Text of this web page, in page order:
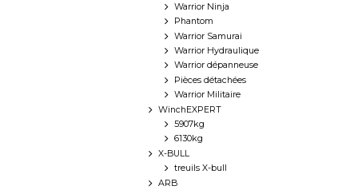
Warrior Ninja
Phantom
Warrior Samurai
Warrior Hydraulique
Warrior dépanneuse
Pièces détachées
Warrior Militaire
WinchEXPERT
5907kg
6130kg
X-BULL
treuils X-bull
ARB